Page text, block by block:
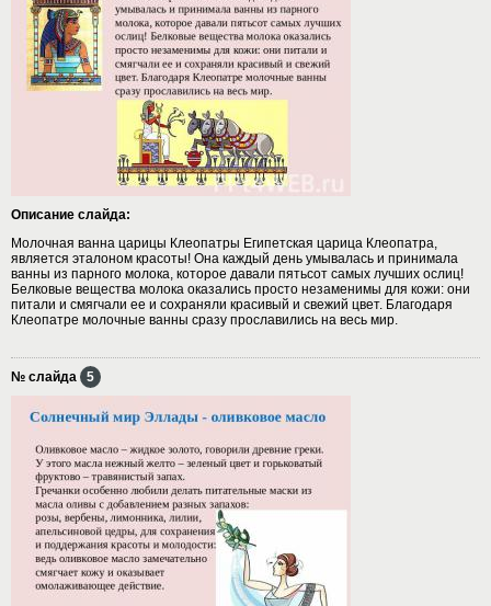
Описание слайда:
Молочная ванна царицы Клеопатры Египетская царица Клеопатра,
является эталоном красоты! Она каждый день умывалась и принимала
ванны из парного молока, которое давали пятьсот самых лучших ослиц!
Белковые вещества молока оказались просто незаменимы для кожи: они
питали и смягчали ее и сохраняли красивый и свежий цвет. Благодаря
Клеопатре молочные ванны сразу прославились на весь мир.
№ слайда 5